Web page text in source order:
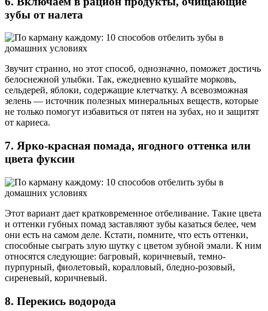
зубы от налета
Звучит странно, но этот способ, однозначно, поможет достичь
белоснежной улыбки. Так, ежедневно кушайте морковь,
сельдерей, яблоки, содержащие клетчатку. А всевозможная
зелень — источник полезных минеральных веществ, которые
не только помогут избавиться от пятен на зубах, но и защитят
от кариеса.
7. Ярко-красная помада, ягодного оттенка или
цвета фуксии
Этот вариант дает кратковременное отбеливание. Такие цвета
и оттенки губных помад заставляют зубы казаться белее, чем
они есть на самом деле. Кстати, помните, что есть оттенки,
способные сыграть злую шутку с цветом зубной эмали. К ним
относятся следующие: багровый, коричневый, темно-
пурпурный, фиолетовый, коралловый, бледно-розовый,
сиреневый, коричневый.
8. Перекись водорода